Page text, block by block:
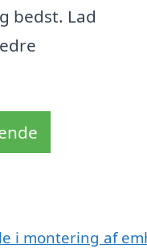
bedst. Lad
i montering af